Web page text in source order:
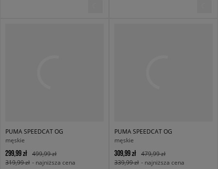
PUMA SPEEDCAT OG
męskie
299,99 zł
499,99 zł
319,99 zł - najniższa cena
PUMA SPEEDCAT OG
męskie
309,99 zł
479,99 zł
339,99 zł - najniższa cena